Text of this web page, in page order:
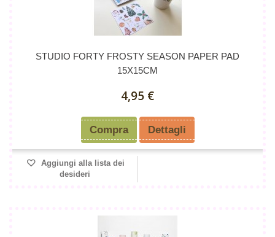
STUDIO FORTY FROSTY SEASON PAPER PAD
15X15CM
4,95 €
Compra Dettagli
Aggiungi alla lista dei
desideri